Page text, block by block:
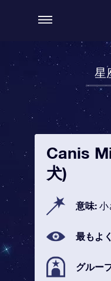
星
Canis
犬)
意味: 小
最もよ
グルー